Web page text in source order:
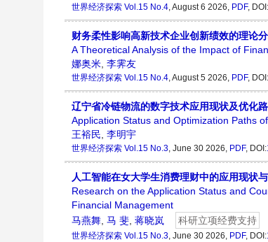
世界经济探索 Vol.15 No.4, August 6 2026, PDF, DOI:
财务柔性影响高新技术企业创新绩效的理论
A Theoretical Analysis of the Impact of
娜奥米, 李霁友
世界经济探索 Vol.15 No.4, August 5 2026, PDF, DOI:
辽宁省冷链物流的数字技术应用现状及优化
Application Status and Optimization Paths
王裕民, 李明宇
世界经济探索 Vol.15 No.3, June 30 2026, PDF, DOI:
人工智能在女大学生消费理财中的应用现状
Research on the Application Status and
Financial Management
马燕舞, 马 斐, 蒋晓岚 科研立项经费支持
世界经济探索 Vol.15 No.3, June 30 2026, PDF, DOI: